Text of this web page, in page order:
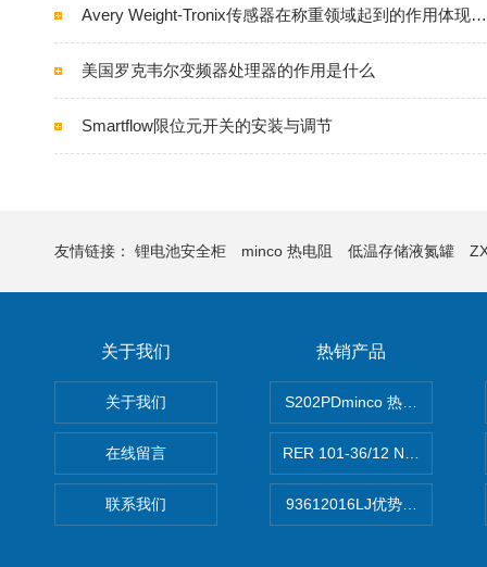
Avery Weight-Tronix传感器在称重领域起到的作用体现是什么
美国罗克韦尔变频器处理器的作用是什么
Smartflow限位元开关的安装与调节
友情链接： 锂电池安全柜 minco 热电阻 低温存储液氮罐
关于我们
关于我们
在线留言
联系我们
热销产品
S202PDminco 热电阻
RER 101-36/12 NHH离心
93612016LJ优势供应美国